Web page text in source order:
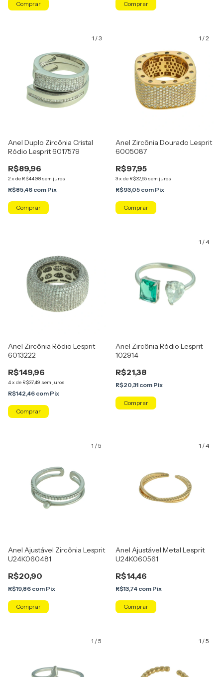
Comprar Comprar
1 /3
Anel Duplo Zircônia Cristal
Ródio Lesprit 6017579
R$89,96
2x de R$44,98 sem juros
R$85,46 com Pix
Comprar
1 /2
Anel Zircônia Dourado Lesprit
6005087
R$97,95
3x de R$32,65 sem juros
R$93,05 com Pix
Comprar
Anel Zircônia Ródio Lesprit
6013222
R$149,96
4x de R$37,49 sem juros
R$142,46 com Pix
Comprar
1 /4
Anel Zircônia Ródio Lesprit
102914
R$21,38
R$20,31 com Pix
Comprar
1 /5
Anel Ajustável Zircônia Lesprit
U24K060481
R$20,90
R$19,86 com Pix
Comprar
1 /4
Anel Ajustável Metal Lesprit
U24K060561
R$14,46
R$13,74 com Pix
Comprar
1 /5 1 /5